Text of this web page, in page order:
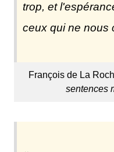
trop, et
ceux qui ne nous
François de La
sentences